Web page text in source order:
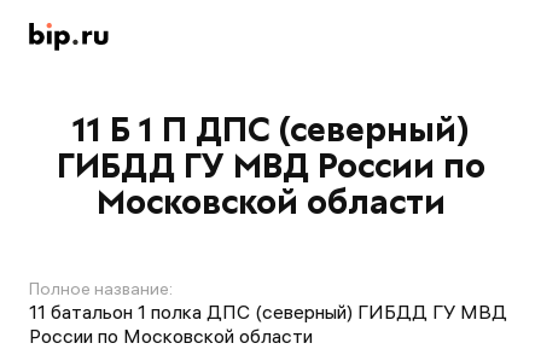
11 Б 1 П ДПС (северный)
ГИБДД ГУ МВД России по
Московской области
Полное название:
11 батальон 1 полка ДПС (северный) ГИБДД ГУ МВД
России по Московской области